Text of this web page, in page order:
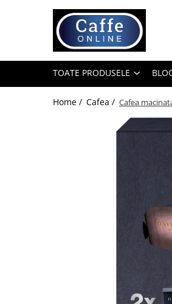
Toate Produsele
Capsule Cafea
TOATE PRODUSELE
Home / Cafea / Cafea